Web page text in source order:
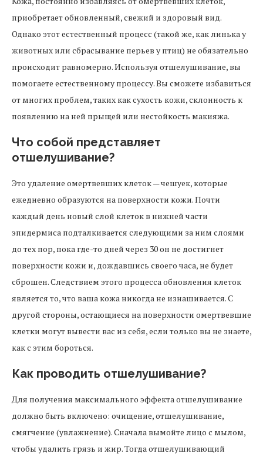
приобретает обновленный, свежий и здоровый вид.
Однако этот естественный процесс (такой же, как линька у
животных или сбрасывание перьев у птиц) не обязательно
происходит равномерно. Используя отшелушивание, вы
помогаете естественному процессу. Вы сможете избавиться
от многих проблем, таких как сухость кожи, склонность к
появлению на ней прыщей или нестойкость макияжа.
Что собой представляет
отшелушивание?
Это удаление омертвевших клеток — чешуек, которые
ежедневно образуются на поверхности кожи. Почти
каждый день новый слой клеток в нижней части
эпидермиса подталкивается следующими за ним слоями
до тех пор, пока где-то дней через 30 он не достигнет
поверхности кожи и, дождавшись своего часа, не будет
сброшен. Следствием этого процесса обновления клеток
является то, что ваша кожа никогда не изнашивается. С
другой стороны, остающиеся на поверхности омертвевшие
клетки могут вывести вас из себя, если только вы не знаете,
как с этим бороться.
Как проводить отшелушивание?
Для получения максимального эффекта отшелушивание
должно быть включено: очищение, отшелушивание,
смягчение (увлажнение). Сначала вымойте лицо с мылом,
чтобы удалить грязь и жир. Тогда отшелушивающий